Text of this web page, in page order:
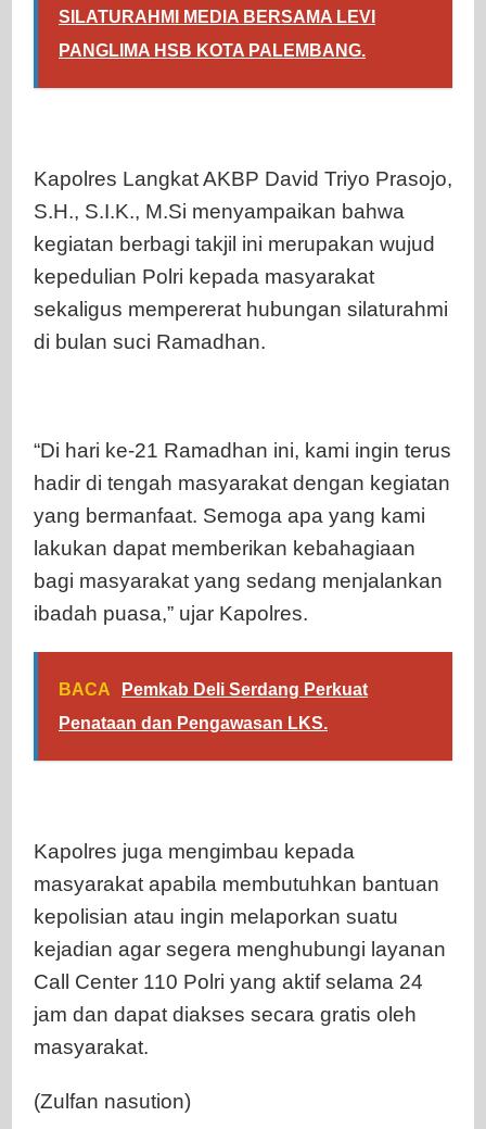
SILATURAHMI MEDIA BERSAMA LEVI
PANGLIMA HSB KOTA PALEMBANG.
Kapolres Langkat AKBP David Triyo Prasojo,
S.H., S.I.K., M.Si menyampaikan bahwa
kegiatan berbagi takjil ini merupakan wujud
kepedulian Polri kepada masyarakat
sekaligus mempererat hubungan silaturahmi
di bulan suci Ramadhan.
“Di hari ke-21 Ramadhan ini, kami ingin terus
hadir di tengah masyarakat dengan kegiatan
yang bermanfaat. Semoga apa yang kami
lakukan dapat memberikan kebahagiaan
bagi masyarakat yang sedang menjalankan
ibadah puasa,” ujar Kapolres.
BACA
Pemkab Deli Serdang Perkuat
Penataan dan Pengawasan LKS.
Kapolres juga mengimbau kepada
masyarakat apabila membutuhkan bantuan
kepolisian atau ingin melaporkan suatu
kejadian agar segera menghubungi layanan
Call Center 110 Polri yang aktif selama 24
jam dan dapat diakses secara gratis oleh
masyarakat.
(Zulfan nasution)